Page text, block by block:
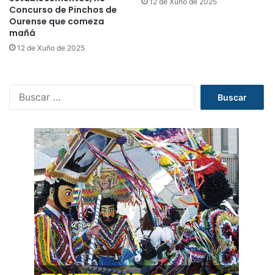
Concurso de Pinchos de
Ourense que comeza
mañá
12 de Xuño de 2025
c
a
r
: